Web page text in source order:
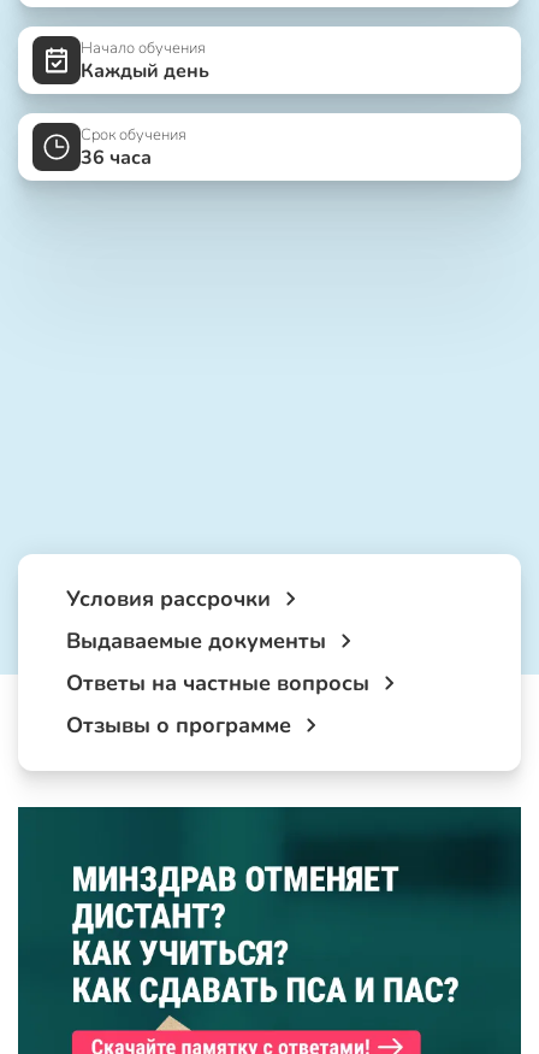
Начало обучения
Каждый день
Срок обучения
36 часа
Условия рассрочки
Выдаваемые документы
Ответы на частные вопросы
Отзывы о программе